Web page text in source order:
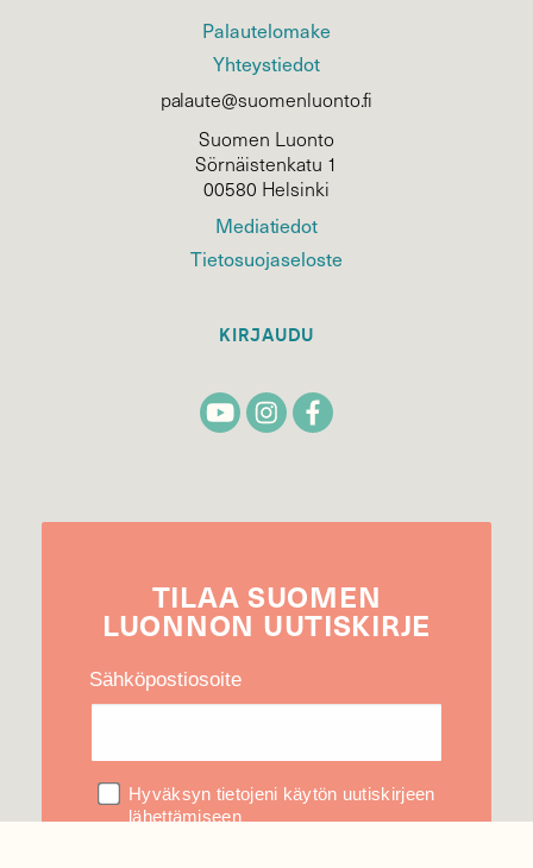
Palautelomake
Yhteystiedot
palaute@suomenluonto.fi
Suomen Luonto
Sörnäistenkatu 1
00580 Helsinki
Mediatiedot
Tietosuojaseloste
KIRJAUDU
TILAA SUOMEN
LUONNON UUTIS­KIRJE
Sähköpostiosoite
Hyväksyn tietojeni käytön uutiskirjeen
lähettämiseen